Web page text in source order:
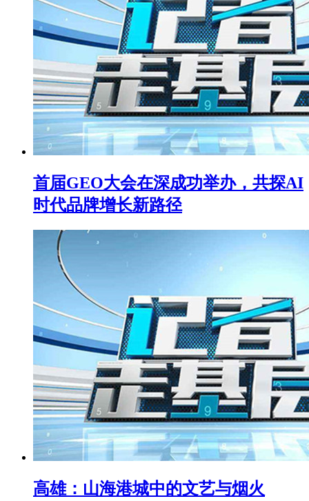
首届GEO大会在深成功举办，共探AI
时代品牌增长新路径
高雄：山海港城中的文艺与烟火